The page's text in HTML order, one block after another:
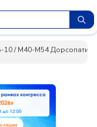
10/M40-M54 Дорсопатии